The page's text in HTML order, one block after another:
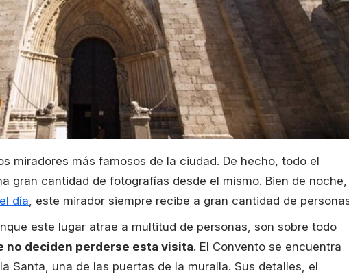
miradores más famosos de la ciudad. De hecho, todo el
gran cantidad de fotografías desde el mismo. Bien de noche,
día , este mirador siempre recibe a gran cantidad de
este lugar atrae a multitud de personas, son sobre todo
no deciden perderse esta visita. El Convento se encuentra
Santa, una de las puertas de la muralla. Sus detalles, el